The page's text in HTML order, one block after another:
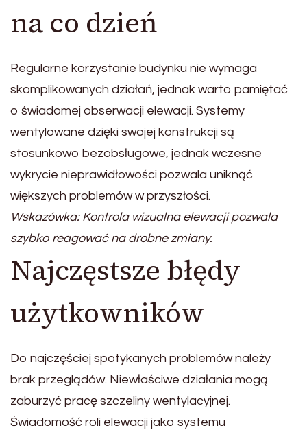
na co dzień
Regularne korzystanie budynku nie wymaga
skomplikowanych działań, jednak warto pamiętać
o świadomej obserwacji elewacji. Systemy
wentylowane dzięki swojej konstrukcji są
stosunkowo bezobsługowe, jednak wczesne
wykrycie nieprawidłowości pozwala uniknąć
większych problemów w przyszłości.
Wskazówka: Kontrola wizualna elewacji pozwala
szybko reagować na drobne zmiany.
Najczęstsze błędy
użytkowników
Do najczęściej spotykanych problemów należy
brak przeglądów. Niewłaściwe działania mogą
zaburzyć pracę szczeliny wentylacyjnej.
Świadomość roli elewacji jako systemu